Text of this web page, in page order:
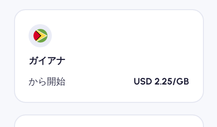
ガイアナ
から開始
USD 2.25/GB